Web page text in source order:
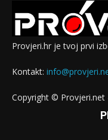
Provjeri.hr je tvoj prvi
Kontakt:
Copyright © Provjeri.net